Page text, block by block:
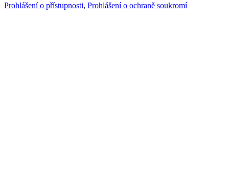
Prohlášení o přístupnosti, Prohlášení o ochraně soukromí